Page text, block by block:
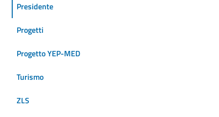
Presidente
Progetti
Progetto YEP-MED
Turismo
ZLS